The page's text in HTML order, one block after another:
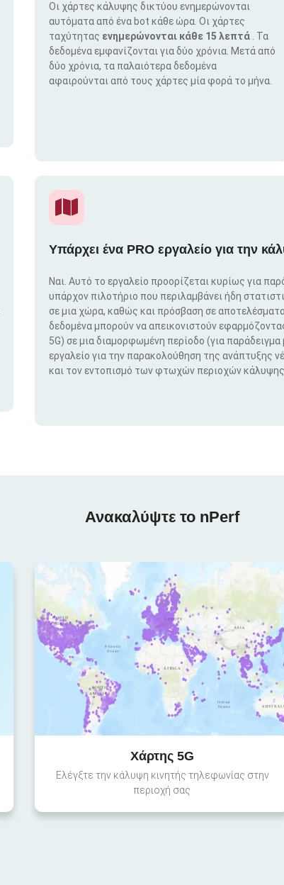
Οι χάρτες κάλυψης δικτύου ενημερώνονται
αυτόματα από ένα bot κάθε ώρα. Οι χάρτες
ταχύτητας ενημερώνονται κάθε 15 λεπτά
. Τα
δεδομένα εμφανίζονται για δύο χρόνια. Μετά από
δύο χρόνια, τα παλαιότερα δεδομένα
αφαιρούνται από τους χάρτες μία φορά το μήνα.
Υπάρχει ένα PRO εργαλείο για την
Ναι. Αυτό το εργαλείο προορίζεται κυρίως για
υπάρχον πιλοτήριο που περιλαμβάνει ήδη
σε μια χώρα, καθώς και πρόσβαση σε
δεδομένα μπορούν να απεικονιστούν
5G) σε μια διαμορφωμένη περίοδο (για
εργαλείο για την παρακολούθηση της ανάπτυξης
και τον εντοπισμό των φτωχών περιοχών
Ανακαλύψτε το nPerf
Χάρτης 5G
Ελέγξτε την κάλυψη κινητής τηλεφωνίας στην
περιοχή σας